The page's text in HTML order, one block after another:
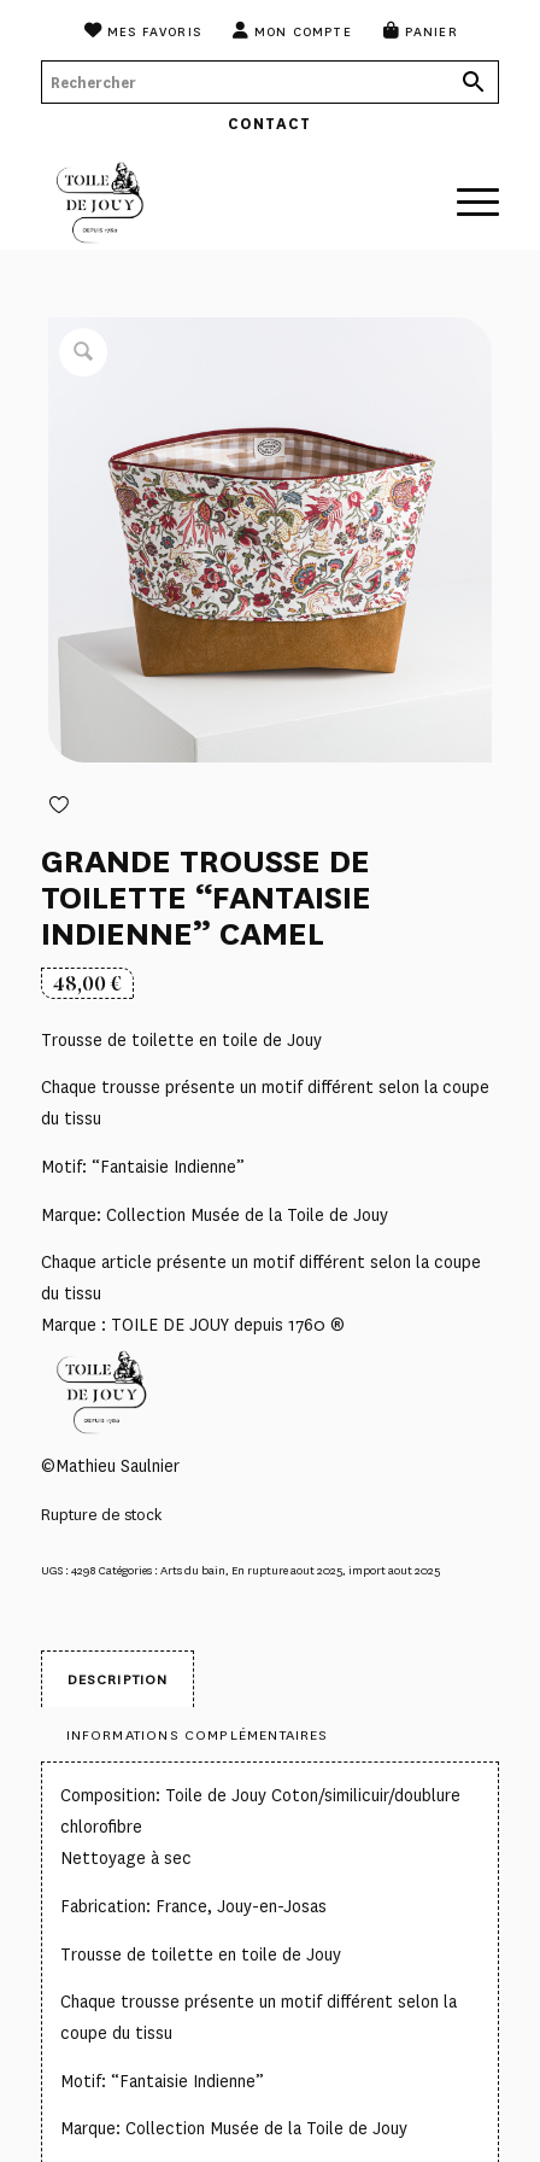
MES FAVORIS MON COMPTE PANIER
CONTACT
GRANDE TROUSSE DE
TOILETTE “FANTAISIE
INDIENNE” CAMEL
48,00€
Trousse de toilette en toile de Jouy
Chaque trousse présente un motif différent selon la coupe
du tissu
Motif: “Fantaisie Indienne”
Marque: Collection Musée de la Toile de Jouy
Chaque article présente un motif différent selon la coupe
du tissu
Marque : TOILE DE JOUY depuis 1760 ®
©Mathieu Saulnier
Rupture de stock
UGS :4298 Catégories :Arts du bain, En rupture aout 2025, import aout 2025
DESCRIPTION
INFORMATIONS COMPLÉMENTAIRES
Composition: Toile de Jouy Coton/similicuir/doublure
chlorofibre
Nettoyage à sec
Fabrication: France, Jouy-en-Josas
Trousse de toilette en toile de Jouy
Chaque trousse présente un motif différent selon la
coupe du tissu
Motif: “Fantaisie Indienne”
Marque: Collection Musée de la Toile de Jouy